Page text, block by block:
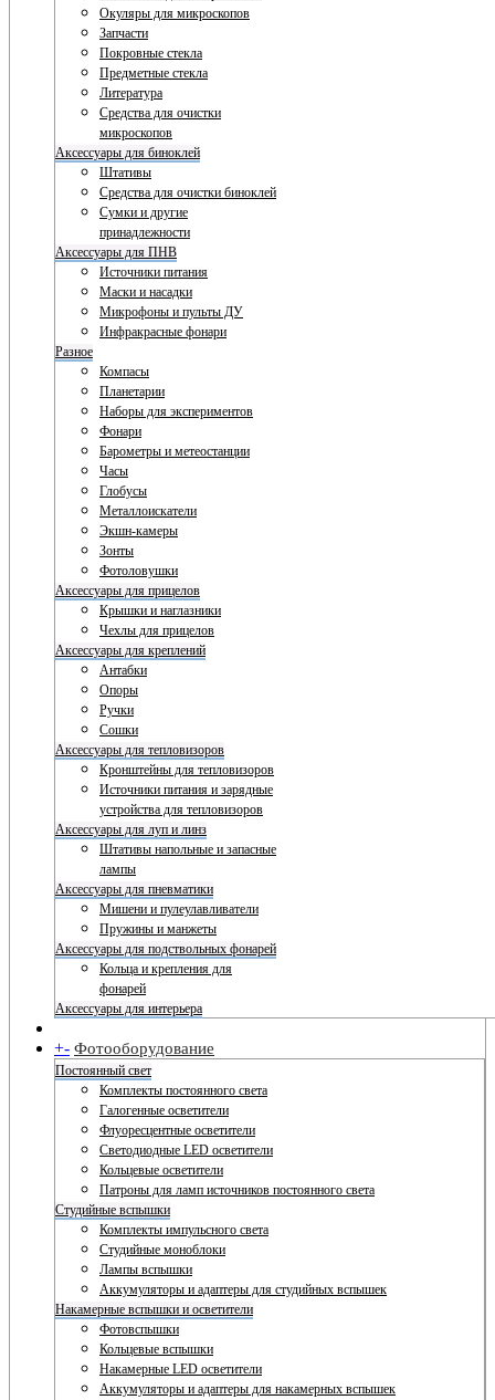
Окуляры для микроскопов
Запчасти
Покровные стекла
Предметные стекла
Литература
Средства для очистки
микроскопов
Аксессуары для биноклей
Штативы
Средства для очистки биноклей
Сумки и другие
принадлежности
Аксессуары для ПНВ
Источники питания
Маски и насадки
Микрофоны и пульты ДУ
Инфракрасные фонари
Разное
Компасы
Планетарии
Наборы для экспериментов
Фонари
Барометры и метеостанции
Часы
Глобусы
Металлоискатели
Экшн-камеры
Зонты
Фотоловушки
Аксессуары для прицелов
Крышки и наглазники
Чехлы для прицелов
Аксессуары для креплений
Антабки
Опоры
Ручки
Сошки
Аксессуары для тепловизоров
Кронштейны для тепловизоров
Источники питания и зарядные
устройства для тепловизоров
Аксессуары для луп и линз
Штативы напольные и запасные
лампы
Аксессуары для пневматики
Мишени и пулеулавливатели
Пружины и манжеты
Аксессуары для подствольных фонарей
Кольца и крепления для
фонарей
Аксессуары для интерьера
+- Фотооборудование
Постоянный свет
Комплекты постоянного света
Галогенные осветители
Флуоресцентные осветители
Светодиодные LED осветители
Кольцевые осветители
Патроны для ламп источников постоянного света
Студийные вспышки
Комплекты импульсного света
Студийные моноблоки
Лампы вспышки
Аккумуляторы и адаптеры для студийных вспышек
Накамерные вспышки и осветители
Фотовспышки
Кольцевые вспышки
Накамерные LED осветители
Аккумуляторы и адаптеры для накамерных вспышек